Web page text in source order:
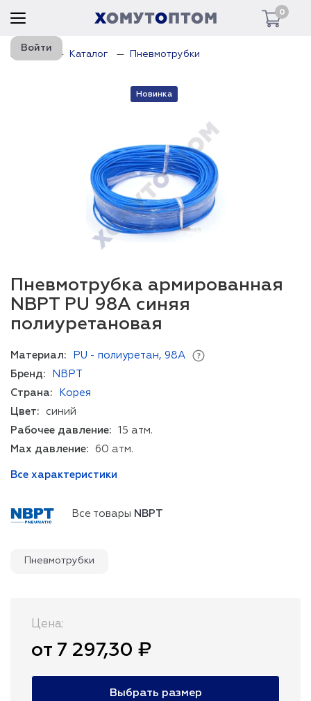
0
Войти
Главная Каталог Пневмотрубки
Новинка
Пневмотрубка армированная
NBPT PU 98A синяя
полиуретановая
Материал:
PU - полиуретан, 98A
Бренд:
NBPT
Страна:
Корея
Цвет:
синий
Рабочее давление:
15 атм.
Мах давление:
60 атм.
Все характеристики
Все товары NBPT
Пневмотрубки
Цена:
от 7 297,30 ₽
Выбрать размер